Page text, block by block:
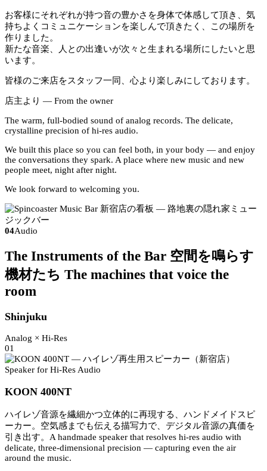
お客様にそれぞれが持つ音の豊かさを身体で体感して頂き、気
持ちよくコミュニケーションを楽しんで頂きたく、この場所を
作りました。
新たな音楽、人との出逢いが次々と生まれる場所にしたいと思
います。
皆様のご来店をスタッフ一同、心より楽しみにしております。
店主より — From the owner
The warm, full-bodied sound of analog records. The delicate,
crystalline precision of hi-res audio.
We built this place so you can feel both, in your body — and enjoy
the conversations they spark. A place where new music and new
people meet, night after night.
We look forward to welcoming you.
04Audio
The Instruments of the Bar 空間を鳴らす
機材たち The machines that voice the
room
Shinjuku
Analog × Hi-Res
01
Speaker for Hi-Res Audio
KOON 400NT
ハイレゾ音源を繊細かつ立体的に再現する、ハンドメイドスピ
ーカー。空気感までも伝える描写力で、デジタル音源の真価を
引き出す。 A handmade speaker that resolves hi-res audio with
delicate, three-dimensional precision — capturing even the air
around the music.